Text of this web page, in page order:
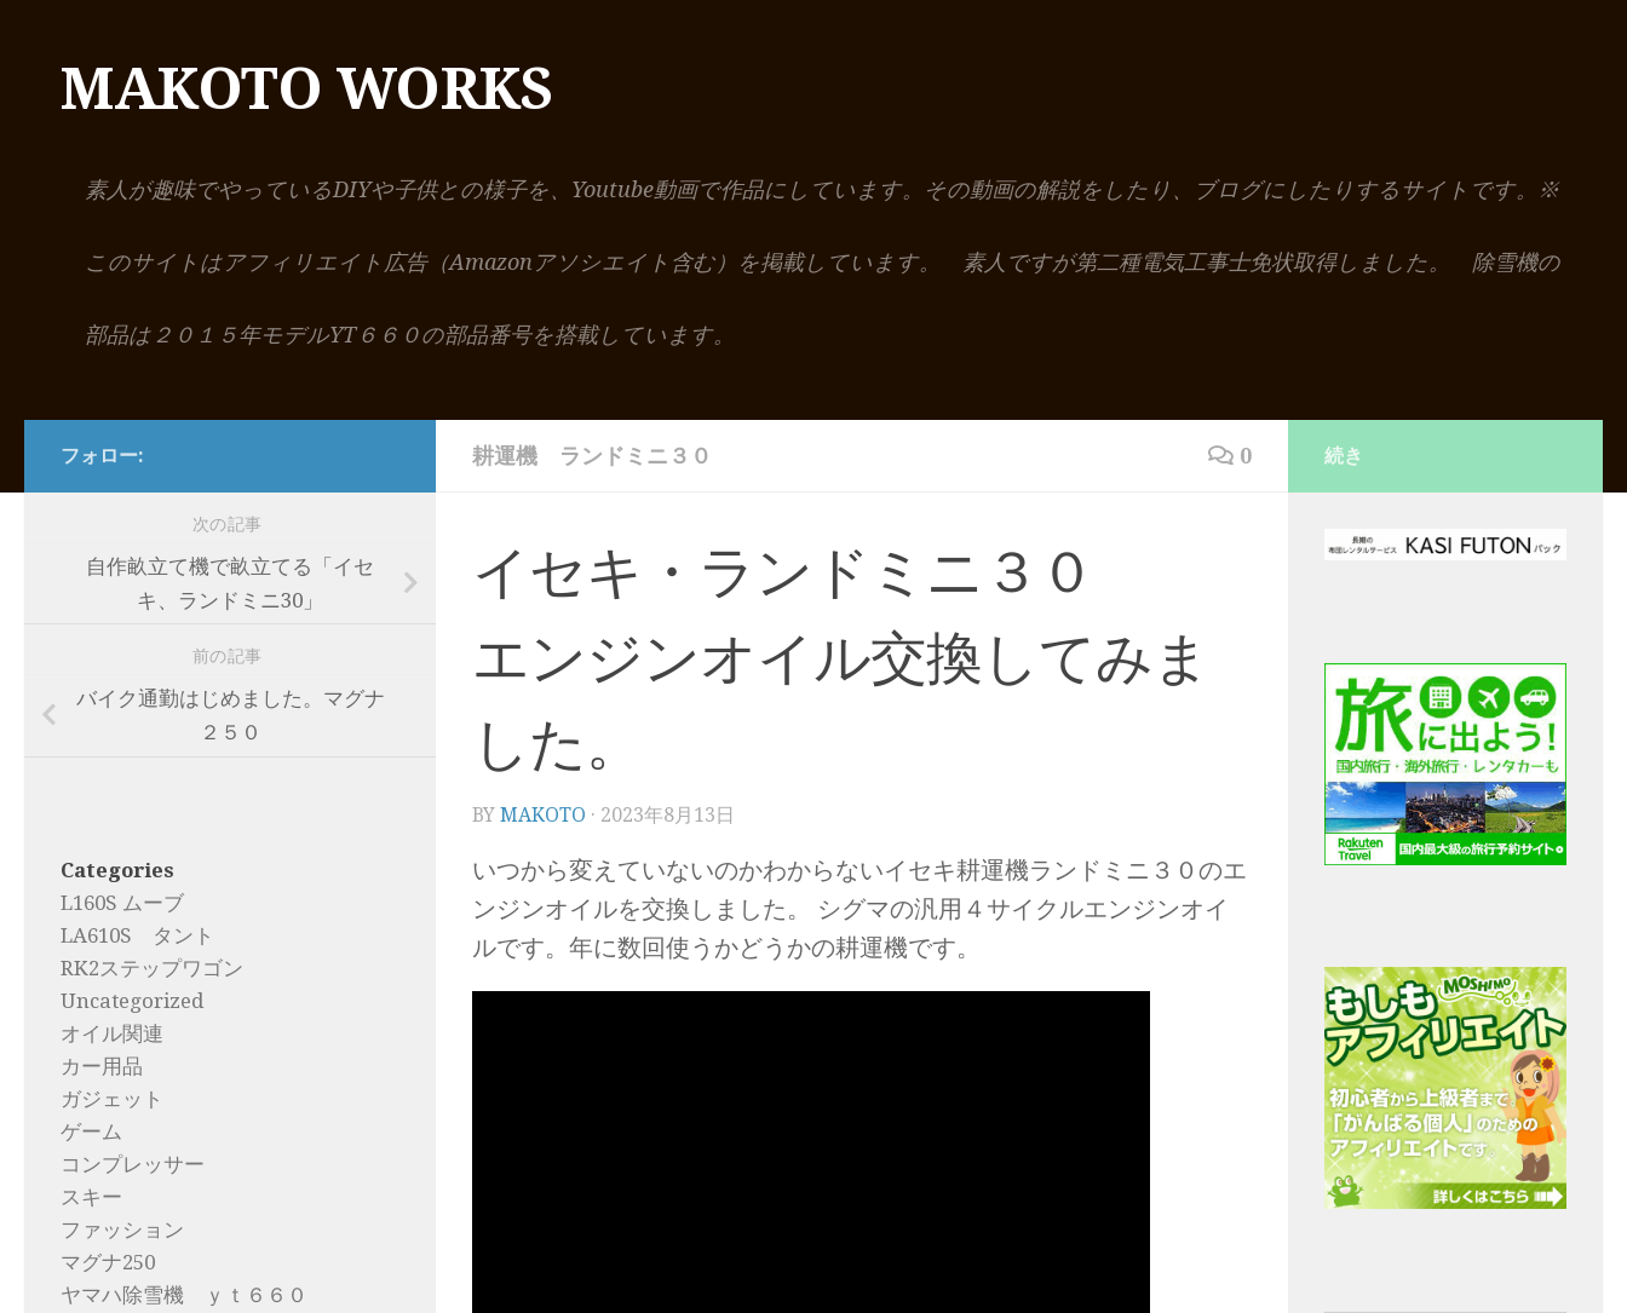
MAKOTO WORKS
素人が趣味でやっているDIYや子供との様子を、Youtube動画で作品にしています。その動画の解説をしたり、ブログにしたりするサイトです。※
このサイトはアフィリエイト広告（Amazonアソシエイト含む）を掲載しています。 素人ですが第二種電気工事士免状取得しました。 除雪機の
部品は２０１５年モデルYT６６０の部品番号を搭載しています。
耕運機 ランドミニ３０ 0
イセキ・ランドミニ３０
エンジンオイル交換してみま
した。
BY MAKOTO · 2023年8月13日
いつから変えていないのかわからないイセキ耕運機ランドミニ３０のエ
ンジンオイルを交換しました。 シグマの汎用４サイクルエンジンオイ
ルです。年に数回使うかどうかの耕運機です。
フォロー:
次の記事
自作畝立て機で畝立てる「イセ
キ、ランドミニ30」
前の記事
バイク通勤はじめました。マグナ
２５０
Categories
L160S ムーブ
LA610S タント
RK2ステップワゴン
Uncategorized
オイル関連
カー用品
ガジェット
ゲーム
コンプレッサー
スキー
ファッション
マグナ250
ヤマハ除雪機 ｙｔ６６０
続き